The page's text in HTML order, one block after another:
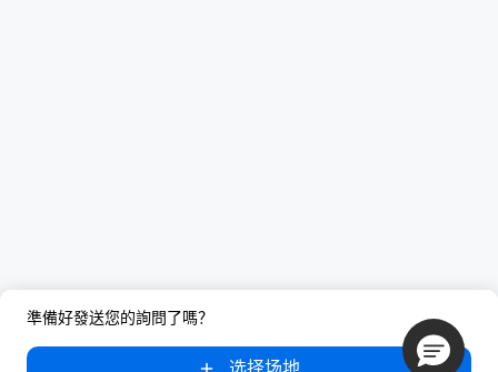
durations. Our shortest tour is about
2.5 hours; our longest is about 5
準備好發送您的詢問了嗎？